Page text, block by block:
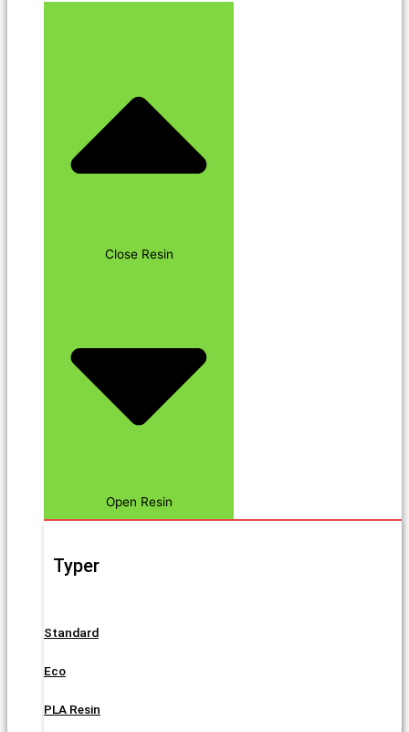
Close Resin
Open Resin
Typer
Standard
Eco
PLA Resin